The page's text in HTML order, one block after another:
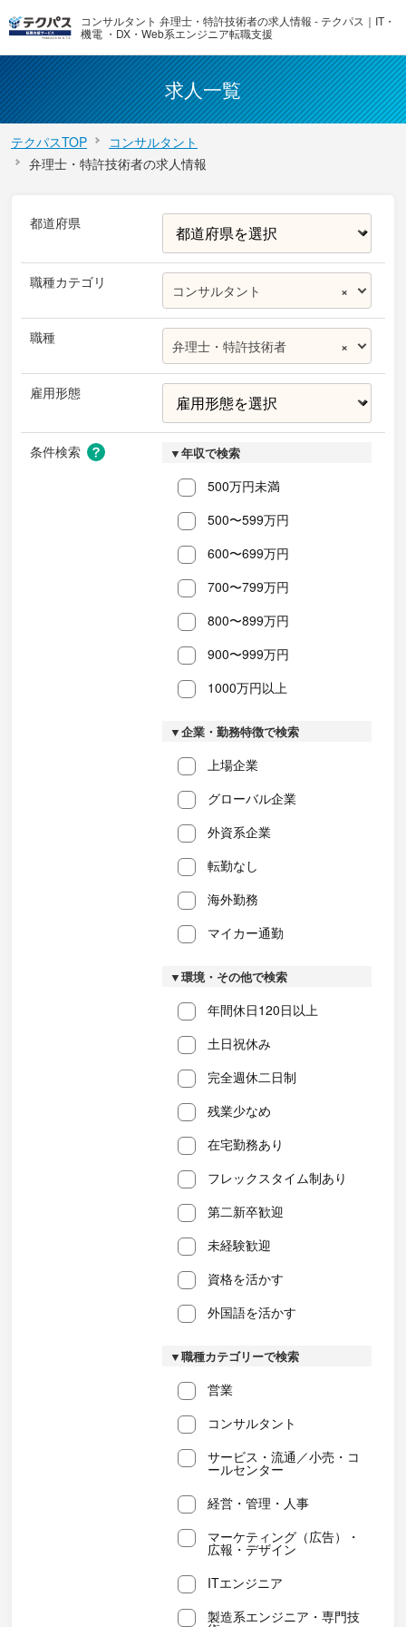
コンサルタント 弁理士・特許技術者の求人情報 - テクパス｜IT・
機電 ・DX・Web系エンジニア転職支援
求人一覧
テクパスTOP
コンサルタント
弁理士・特許技術者の求人情報
都道府県
職種カテゴリ ×
コンサルタント
職種 ×
弁理士・特許技術者
雇用形態
条件検索 ▼年収で検索
500万円未満
500〜599万円
600〜699万円
700〜799万円
800〜899万円
900〜999万円
1000万円以上
▼企業・勤務特徴で検索
上場企業
グローバル企業
外資系企業
転勤なし
海外勤務
マイカー通勤
▼環境・その他で検索
年間休日120日以上
土日祝休み
完全週休二日制
残業少なめ
在宅勤務あり
フレックスタイム制あり
第二新卒歓迎
未経験歓迎
資格を活かす
外国語を活かす
▼職種カテゴリーで検索
営業
コンサルタント
サービス・流通／小売・コ
ールセンター
経営・管理・人事
マーケティング（広告）・
広報・デザイン
ITエンジニア
製造系エンジニア・専門技